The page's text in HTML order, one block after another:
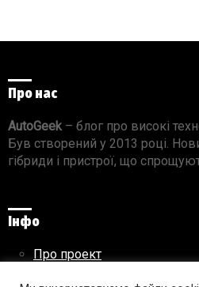
Про нас
AutoGeek – блог про високі
Був створений у 2013 році.
гібриди і пристрої, що
Інфо
Про проект